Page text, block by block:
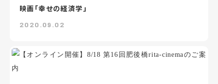
映画「幸せの経済学」
2020.09.02